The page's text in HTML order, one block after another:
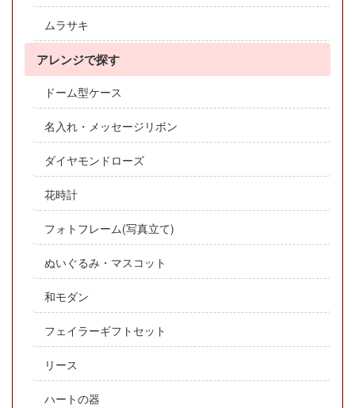
ムラサキ
アレンジで探す
ドーム型ケース
名入れ・メッセージリボン
ダイヤモンドローズ
花時計
フォトフレーム(写真立て)
ぬいぐるみ・マスコット
和モダン
フェイラーギフトセット
リース
ハートの器